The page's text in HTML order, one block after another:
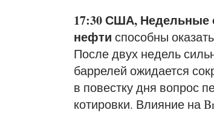
17:30 США, Недельные
нефти способны
После двух недель
баррелей ожидается
в повестку дня вопрос
котировки. Влияние на